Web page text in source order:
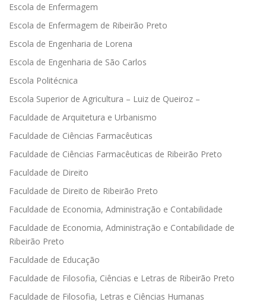
Escola de Enfermagem
Escola de Enfermagem de Ribeirão Preto
Escola de Engenharia de Lorena
Escola de Engenharia de São Carlos
Escola Politécnica
Escola Superior de Agricultura – Luiz de Queiroz –
Faculdade de Arquitetura e Urbanismo
Faculdade de Ciências Farmacêuticas
Faculdade de Ciências Farmacêuticas de Ribeirão Preto
Faculdade de Direito
Faculdade de Direito de Ribeirão Preto
Faculdade de Economia, Administração e Contabilidade
Faculdade de Economia, Administração e Contabilidade de
Ribeirão Preto
Faculdade de Educação
Faculdade de Filosofia, Ciências e Letras de Ribeirão Preto
Faculdade de Filosofia, Letras e Ciências Humanas